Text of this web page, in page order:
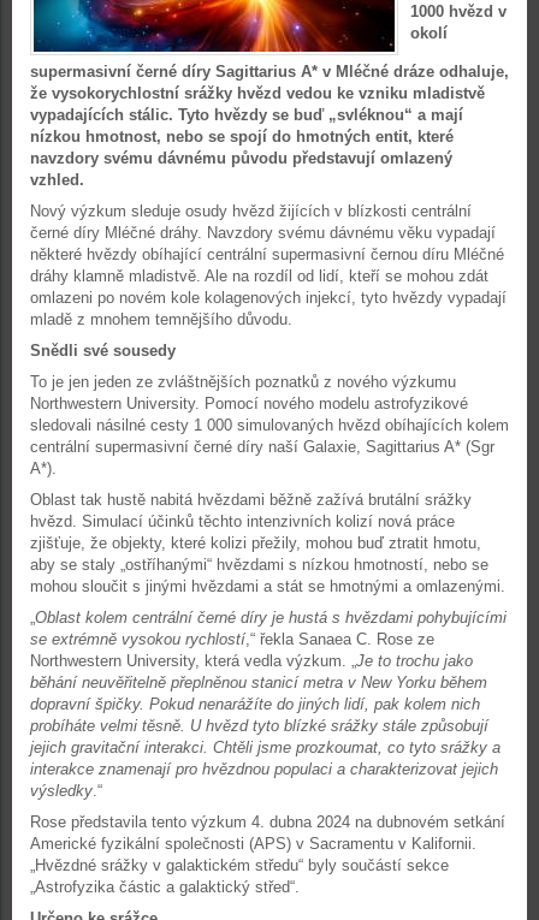
1000 hvězd v
okolí
supermasivní černé díry Sagittarius A* v Mléčné dráze odhaluje,
že vysokorychlostní srážky hvězd vedou ke vzniku mladistvě
vypadajících stálic. Tyto hvězdy se buď „svléknou“ a mají
nízkou hmotnost, nebo se spojí do hmotných entit, které
navzdory svému dávnému původu představují omlazený
vzhled.
Nový výzkum sleduje osudy hvězd žijících v blízkosti centrální
černé díry Mléčné dráhy. Navzdory svému dávnému věku vypadají
některé hvězdy obíhající centrální supermasivní černou díru Mléčné
dráhy klamně mladistvě. Ale na rozdíl od lidí, kteří se mohou zdát
omlazeni po novém kole kolagenových injekcí, tyto hvězdy vypadají
mladě z mnohem temnějšího důvodu.
Snědli své sousedy
To je jen jeden ze zvláštnějších poznatků z nového výzkumu
Northwestern University. Pomocí nového modelu astrofyzikové
sledovali násilné cesty 1 000 simulovaných hvězd obíhajících kolem
centrální supermasivní černé díry naší Galaxie, Sagittarius A* (Sgr
A*).
Oblast tak hustě nabitá hvězdami běžně zažívá brutální srážky
hvězd. Simulací účinků těchto intenzivních kolizí nová práce
zjišťuje, že objekty, které kolizi přežily, mohou buď ztratit hmotu,
aby se staly „ostříhanými“ hvězdami s nízkou hmotností, nebo se
mohou sloučit s jinými hvězdami a stát se hmotnými a omlazenými.
„Oblast kolem centrální černé díry je hustá s hvězdami pohybujícími
se extrémně vysokou rychlostí,“ řekla Sanaea C. Rose ze
Northwestern University, která vedla výzkum. „Je to trochu jako
běhání neuvěřitelně přeplněnou stanicí metra v New Yorku během
dopravní špičky. Pokud nenarážíte do jiných lidí, pak kolem nich
probíháte velmi těsně. U hvězd tyto blízké srážky stále způsobují
jejich gravitační interakci. Chtěli jsme prozkoumat, co tyto srážky a
interakce znamenají pro hvězdnou populaci a charakterizovat jejich
výsledky.“
Rose představila tento výzkum 4. dubna 2024 na dubnovém setkání
Americké fyzikální společnosti (APS) v Sacramentu v Kalifornii.
„Hvězdné srážky v galaktickém středu“ byly součástí sekce
„Astrofyzika částic a galaktický střed“.